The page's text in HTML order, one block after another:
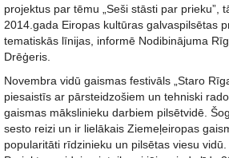
projektus par tēmu „Seši stāsti par prieku”,
2014.gada Eiropas kultūras galvaspilsētas
tematiskās līnijas, informē Nodibinājuma
Drēģeris.
Novembra vidū gaismas festivāls „Staro
piesaistīs ar pārsteidzošiem un tehniski
gaismas mākslinieku darbiem pilsētvidē.
sesto reizi un ir lielākais Ziemeļeiropas
popularitāti rīdzinieku un pilsētas viesu vidū.